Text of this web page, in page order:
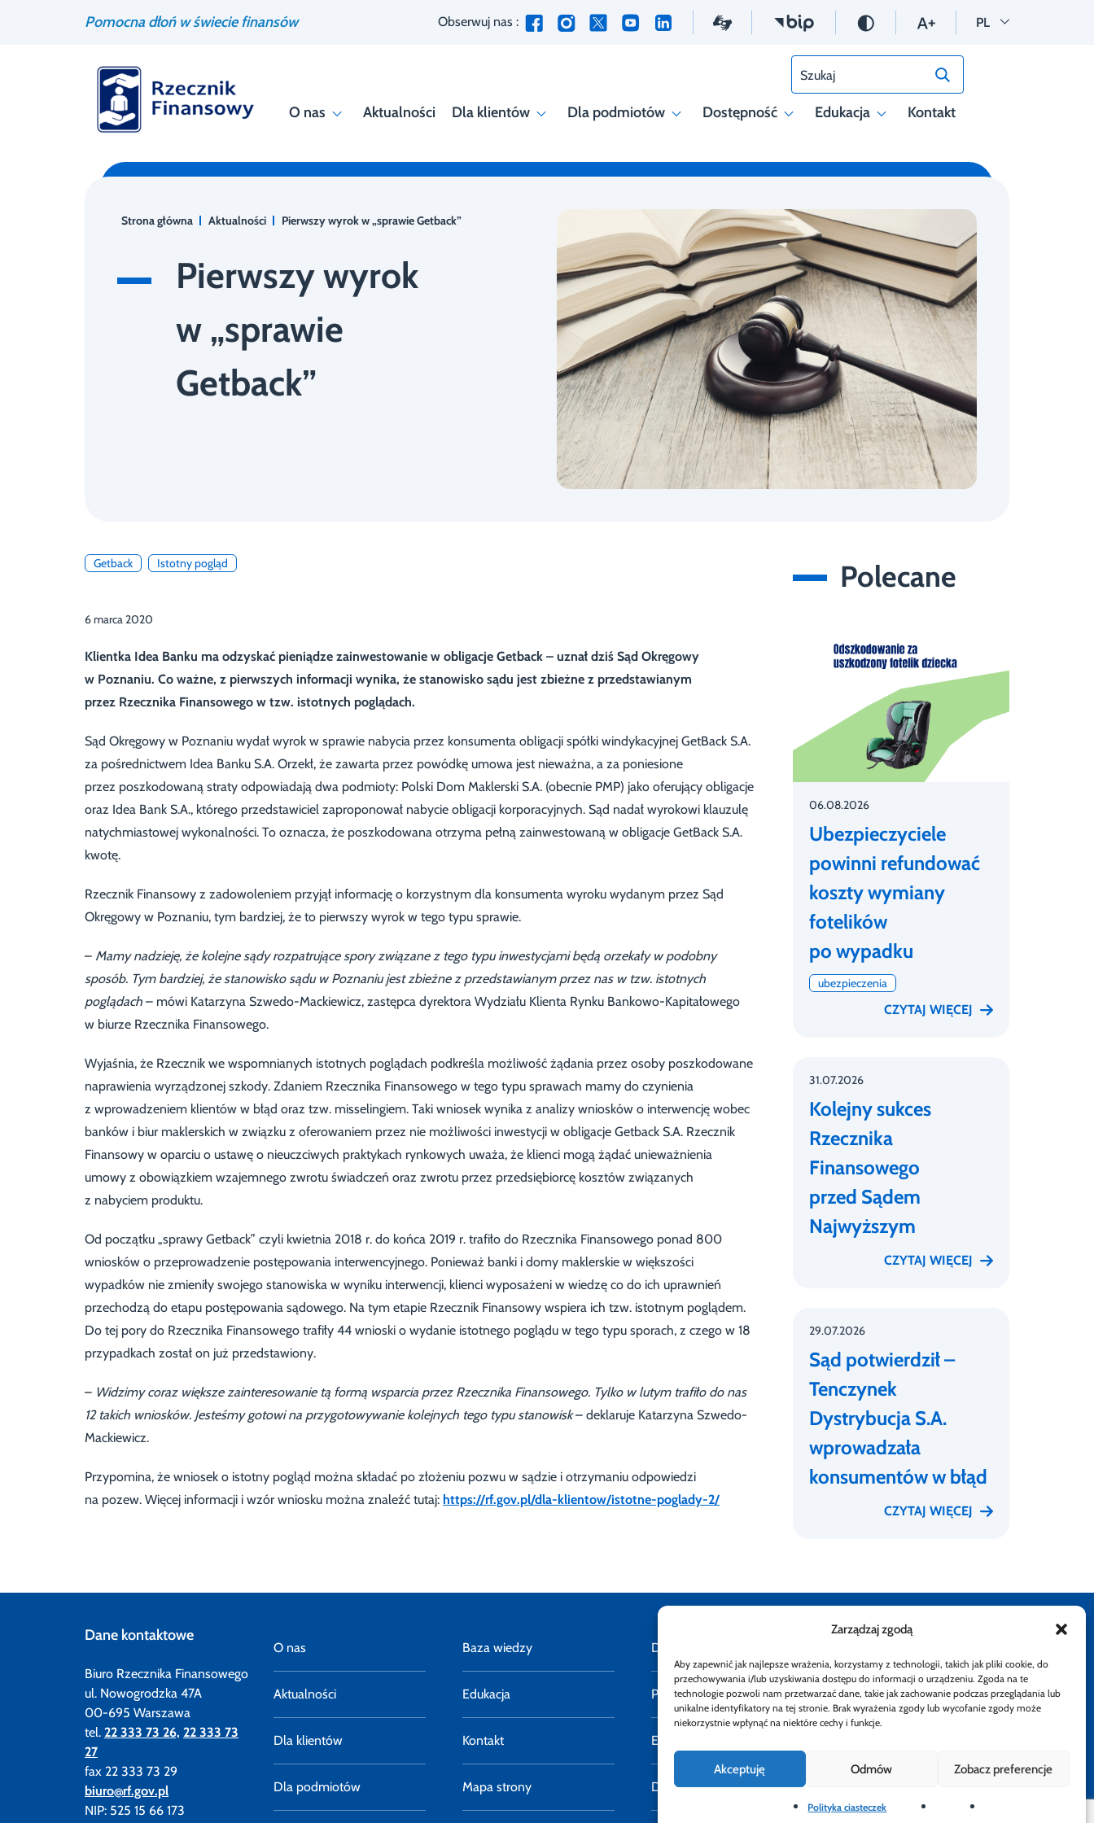
Zarządzaj zgodą
Aby zapewnić jak najlepsze wrażenia, korzystamy z technologii, takich jak pliki cookie, do
przechowywania i/lub uzyskiwania dostępu do informacji o urządzeniu. Zgoda na te
technologie pozwoli nam przetwarzać dane, takie jak zachowanie podczas przeglądania lub
unikalne identyfikatory na tej stronie. Brak wyrażenia zgody lub wycofanie zgody może
niekorzystnie wpłynąć na niektóre cechy i funkcje.
Akceptuję Odmów Zobacz preferencje
Polityka ciasteczek
Pomocna dłoń w świecie finansów Obserwuj nas : PL Wersja polska
O nas Aktualności Dla klientów Dla podmiotów Dostępność Edukacja Kontakt
Szukaj
Strona główna Aktualności Pierwszy wyrok w „sprawie Getback”
Pierwszy wyrok
w „sprawie
Getback”
Getback Istotny pogląd
6 marca 2020
Klientka Idea Banku ma odzyskać pieniądze zainwestowanie w obligacje Getback – uznał dziś Sąd Okręgowy
w Poznaniu. Co ważne, z pierwszych informacji wynika, że stanowisko sądu jest zbieżne z przedstawianym
przez Rzecznika Finansowego w tzw. istotnych poglądach.
Sąd Okręgowy w Poznaniu wydał wyrok w sprawie nabycia przez konsumenta obligacji spółki windykacyjnej GetBack S.A.
za pośrednictwem Idea Banku S.A. Orzekł, że zawarta przez powódkę umowa jest nieważna, a za poniesione
przez poszkodowaną straty odpowiadają dwa podmioty: Polski Dom Maklerski S.A. (obecnie PMP) jako oferujący obligacje
oraz Idea Bank S.A., którego przedstawiciel zaproponował nabycie obligacji korporacyjnych. Sąd nadał wyrokowi klauzulę
natychmiastowej wykonalności. To oznacza, że poszkodowana otrzyma pełną zainwestowaną w obligacje GetBack S.A.
kwotę.
Rzecznik Finansowy z zadowoleniem przyjął informację o korzystnym dla konsumenta wyroku wydanym przez Sąd
Okręgowy w Poznaniu, tym bardziej, że to pierwszy wyrok w tego typu sprawie.
– Mamy nadzieję, że kolejne sądy rozpatrujące spory związane z tego typu inwestycjami będą orzekały w podobny
sposób. Tym bardziej, że stanowisko sądu w Poznaniu jest zbieżne z przedstawianym przez nas w tzw. istotnych
poglądach – mówi Katarzyna Szwedo-Mackiewicz, zastępca dyrektora Wydziału Klienta Rynku Bankowo-Kapitałowego
w biurze Rzecznika Finansowego.
Wyjaśnia, że Rzecznik we wspomnianych istotnych poglądach podkreśla możliwość żądania przez osoby poszkodowane
naprawienia wyrządzonej szkody. Zdaniem Rzecznika Finansowego w tego typu sprawach mamy do czynienia
z wprowadzeniem klientów w błąd oraz tzw. misselingiem. Taki wniosek wynika z analizy wniosków o interwencję wobec
banków i biur maklerskich w związku z oferowaniem przez nie możliwości inwestycji w obligacje Getback S.A. Rzecznik
Finansowy w oparciu o ustawę o nieuczciwych praktykach rynkowych uważa, że klienci mogą żądać unieważnienia
umowy z obowiązkiem wzajemnego zwrotu świadczeń oraz zwrotu przez przedsiębiorcę kosztów związanych
z nabyciem produktu.
Od początku „sprawy Getback” czyli kwietnia 2018 r. do końca 2019 r. trafiło do Rzecznika Finansowego ponad 800
wniosków o przeprowadzenie postępowania interwencyjnego. Ponieważ banki i domy maklerskie w większości
wypadków nie zmieniły swojego stanowiska w wyniku interwencji, klienci wyposażeni w wiedzę co do ich uprawnień
przechodzą do etapu postępowania sądowego. Na tym etapie Rzecznik Finansowy wspiera ich tzw. istotnym poglądem.
Do tej pory do Rzecznika Finansowego trafiły 44 wnioski o wydanie istotnego poglądu w tego typu sporach, z czego w 18
przypadkach został on już przedstawiony.
– Widzimy coraz większe zainteresowanie tą formą wsparcia przez Rzecznika Finansowego. Tylko w lutym trafiło do nas
12 takich wniosków. Jesteśmy gotowi na przygotowywanie kolejnych tego typu stanowisk– deklaruje Katarzyna Szwedo-
Mackiewicz.
Przypomina, że wniosek o istotny pogląd można składać po złożeniu pozwu w sądzie i otrzymaniu odpowiedzi
na pozew. Więcej informacji i wzór wniosku można znaleźć tutaj: https://rf.gov.pl/dla-klientow/istotne-poglady-2/
Polecane
06.08.2026
Ubezpieczyciele
powinni refundować
koszty wymiany
fotelików
po wypadku
ubezpieczenia
CZYTAJ WIĘCEJ
31.07.2026
Kolejny sukces
Rzecznika
Finansowego
przed Sądem
Najwyższym
CZYTAJ WIĘCEJ
29.07.2026
Sąd potwierdził –
Tenczynek
Dystrybucja S.A.
wprowadzała
konsumentów w błąd
CZYTAJ WIĘCEJ
Dane kontaktowe
Biuro Rzecznika Finansowego
ul. Nowogrodzka 47A
00-695 Warszawa
tel. 22 333 73 26, 22 333 73
27
fax 22 333 73 29
biuro@rf.gov.pl
NIP: 525 15 66 173
O nas
Aktualności
Dla klientów
Dla podmiotów
Baza wiedzy
Edukacja
Kontakt
Mapa strony
Deklaracja dostępności
Polityka prywatności
E-faktury
Dostępność